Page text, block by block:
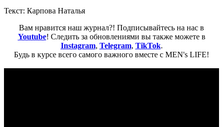
Текст: Карпова Наталья
Вам нравится наш журнал?! Подписывайтесь на нас в
Youtube! Следить за обновлениями вы также можете в
Instagram, Telegram, TikTok.
Будь в курсе всего самого важного вместе с MEN's LIFE!